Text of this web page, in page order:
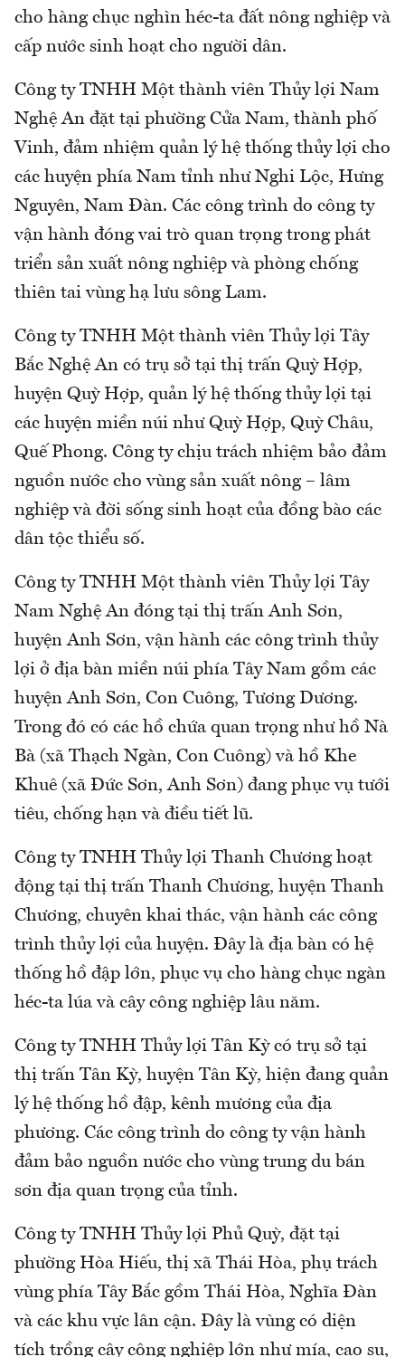
cho hàng chục nghìn héc-ta đất nông nghiệp và
cấp nước sinh hoạt cho người dân.
Công ty TNHH Một thành viên Thủy lợi Nam
Nghệ An đặt tại phường Cửa Nam, thành phố
Vinh, đảm nhiệm quản lý hệ thống thủy lợi cho
các huyện phía Nam tỉnh như Nghi Lộc, Hưng
Nguyên, Nam Đàn. Các công trình do công ty
vận hành đóng vai trò quan trọng trong phát
triển sản xuất nông nghiệp và phòng chống
thiên tai vùng hạ lưu sông Lam.
Công ty TNHH Một thành viên Thủy lợi Tây
Bắc Nghệ An có trụ sở tại thị trấn Quỳ Hợp,
huyện Quỳ Hợp, quản lý hệ thống thủy lợi tại
các huyện miền núi như Quỳ Hợp, Quỳ Châu,
Quế Phong. Công ty chịu trách nhiệm bảo đảm
nguồn nước cho vùng sản xuất nông – lâm
nghiệp và đời sống sinh hoạt của đồng bào các
dân tộc thiểu số.
Công ty TNHH Một thành viên Thủy lợi Tây
Nam Nghệ An đóng tại thị trấn Anh Sơn,
huyện Anh Sơn, vận hành các công trình thủy
lợi ở địa bàn miền núi phía Tây Nam gồm các
huyện Anh Sơn, Con Cuông, Tương Dương.
Trong đó có các hồ chứa quan trọng như hồ Nà
Bà (xã Thạch Ngàn, Con Cuông) và hồ Khe
Khuê (xã Đức Sơn, Anh Sơn) đang phục vụ tưới
tiêu, chống hạn và điều tiết lũ.
Công ty TNHH Thủy lợi Thanh Chương hoạt
động tại thị trấn Thanh Chương, huyện Thanh
Chương, chuyên khai thác, vận hành các công
trình thủy lợi của huyện. Đây là địa bàn có hệ
thống hồ đập lớn, phục vụ cho hàng chục ngàn
héc-ta lúa và cây công nghiệp lâu năm.
Công ty TNHH Thủy lợi Tân Kỳ có trụ sở tại
thị trấn Tân Kỳ, huyện Tân Kỳ, hiện đang quản
lý hệ thống hồ đập, kênh mương của địa
phương. Các công trình do công ty vận hành
đảm bảo nguồn nước cho vùng trung du bán
sơn địa quan trọng của tỉnh.
Công ty TNHH Thủy lợi Phủ Quỳ, đặt tại
phường Hòa Hiếu, thị xã Thái Hòa, phụ trách
vùng phía Tây Bắc gồm Thái Hòa, Nghĩa Đàn
và các khu vực lân cận. Đây là vùng có diện
tích trồng cây công nghiệp lớn như mía, cao su,